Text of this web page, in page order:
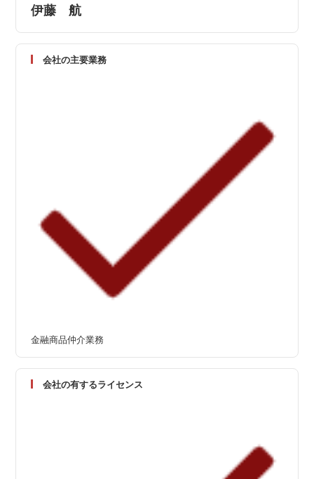
伊藤 航
会社の主要業務
金融商品仲介業務
会社の有するライセンス